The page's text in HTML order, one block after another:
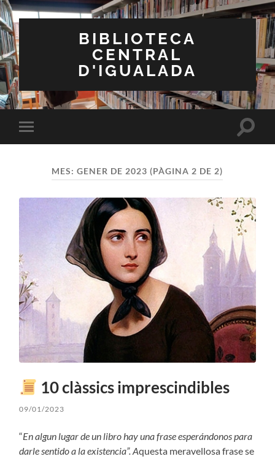
BIBLIOTECA
CENTRAL
D'IGUALADA
Toggle
mobile
Toggle
MES:GENER DE 2023 (PÀGINA 2 DE 2)
10 clàssics imprescindibles
09/01/2023
“En algun lugar de un libro hay una frase esperándonos para
darle sentido a la existencia”. Aquesta meravellosa frase se